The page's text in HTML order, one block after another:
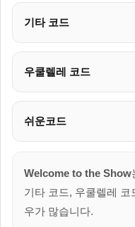
기타 코드
우쿨렐레 코드
쉬운코드
Welcome to the Show
기타 코드, 우쿨렐레 코
우가 많습니다.